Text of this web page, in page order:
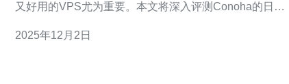
又好用的VPS尤为重要。本文将深入评测Conoha的日本
众多选择中为何它被认为是最佳选择之一。 Conoha VPS
2025年12月2日